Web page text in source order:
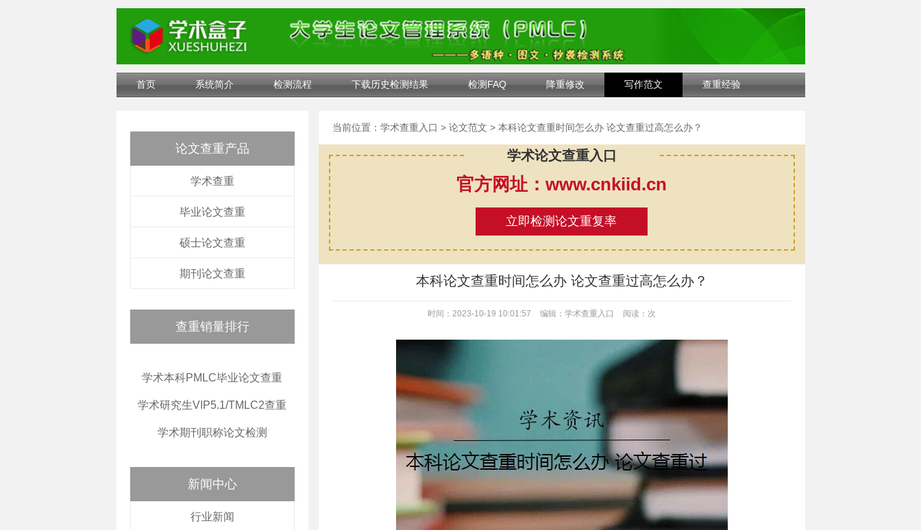
首页 系统简介 检测流程 下载历史检测结果 检测FAQ 降重修改 写作范文 查重经验
论文查重产品
学术查重
毕业论文查重
硕士论文查重
期刊论文查重
查重销量排行
学术本科PMLC毕业论文查重
学术研究生VIP5.1/TMLC2查重
学术期刊职称论文检测
新闻中心
行业新闻
当前位置： 学术查重入口 > 论文范文 > 本科论文查重时间怎么办 论文查重过高怎么办？
学术论文查重入口
官方网址：www.cnkiid.cn
立即检测论文重复率
本科论文查重时间怎么办 论文查重过高怎么办？
时间：2023-10-19 10:01:57 编辑：学术查重入口 阅读： 次